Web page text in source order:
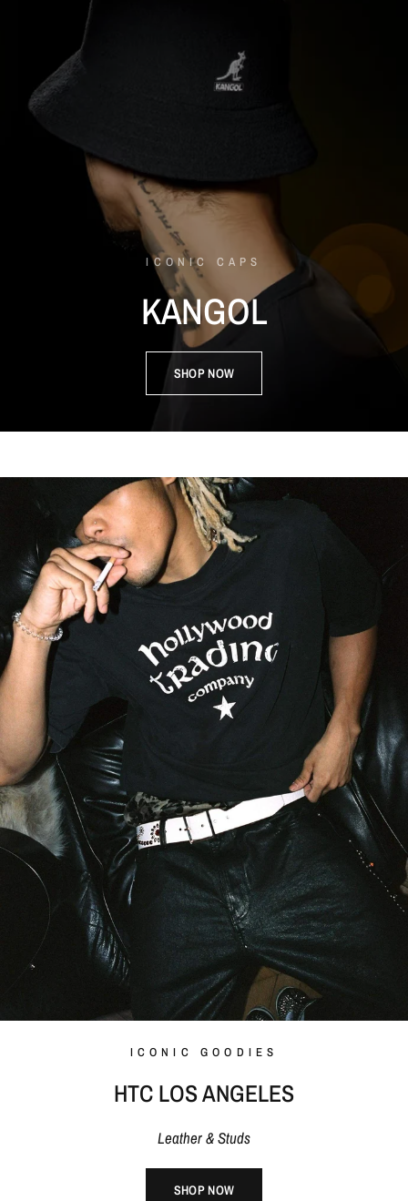
ICONIC CAPS
KANGOL
SHOP NOW
ICONIC GOODIES
HTC LOS ANGELES
Leather & Studs
SHOP NOW